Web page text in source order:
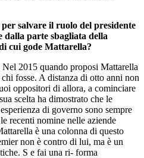
salvare il ruolo del presidente
parte sbagliata della
cui gode Mattarella?
2015 quando proposi Mattarella
fosse. A distanza di otto anni non
oppositori di allora, a cominciare
scelta ha dimostrato che le
di governo sono sempre
recenti nomine nelle aziende
è una colonna di questo
non è contro di lui, ma è un
S e fai una ri- forma